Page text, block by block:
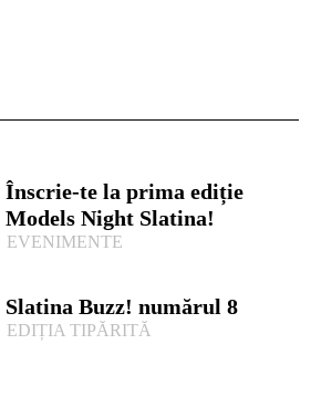
Înscrie-te la prima ediție
Models Night Slatina!
EVENIMENTE
Slatina Buzz! numărul 8
EDIȚIA TIPĂRITĂ